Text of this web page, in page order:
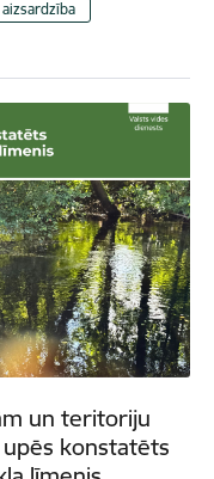
un teritoriju
konstatēts